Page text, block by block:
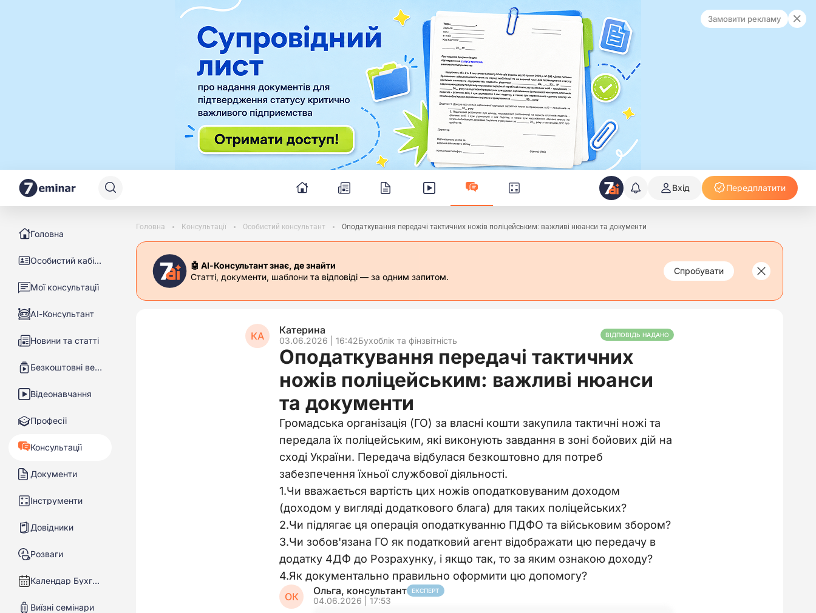
Замовити рекламу
Вхід Передплатити
Головна
Особистий кабінет
Мої консультації
АІ-Консультант
Новини та статті
Безкоштовні вебінари
Відеонавчання
Професії
Консультації
Документи
Інструменти
Довідники
Розваги
Календар Бухгалтера
Виїзні семінари
Головна Консультації Особистий консультант Оподаткування передачі тактичних ножів поліцейським: важливі нюанси та документи
🤖 АІ-Консультант знає, де знайти
Статті, документи, шаблони та відповіді — за одним запитом.
Спробувати
КА Катерина
03.06.2026 | 16:42Бухоблік та фінзвітність
ВІДПОВІДЬ НАДАНО
Оподаткування передачі тактичних
ножів поліцейським: важливі нюанси
та документи
Громадська організація (ГО) за власні кошти закупила тактичні ножі та
передала їх поліцейським, які виконують завдання в зоні бойових дій на
сході України. Передача відбулася безкоштовно для потреб
забезпечення їхньої службової діяльності.
1.Чи вважається вартість цих ножів оподатковуваним доходом
(доходом у вигляді додаткового блага) для таких поліцейських?
2.Чи підлягає ця операція оподаткуванню ПДФО та військовим збором?
3.Чи зобов'язана ГО як податковий агент відображати цю передачу в
додатку 4ДФ до Розрахунку, і якщо так, то за яким ознакою доходу?
4.Як документально правильно оформити цю допомогу?
ОК Ольга, консультант ЕКСПЕРТ
04.06.2026 | 17:53